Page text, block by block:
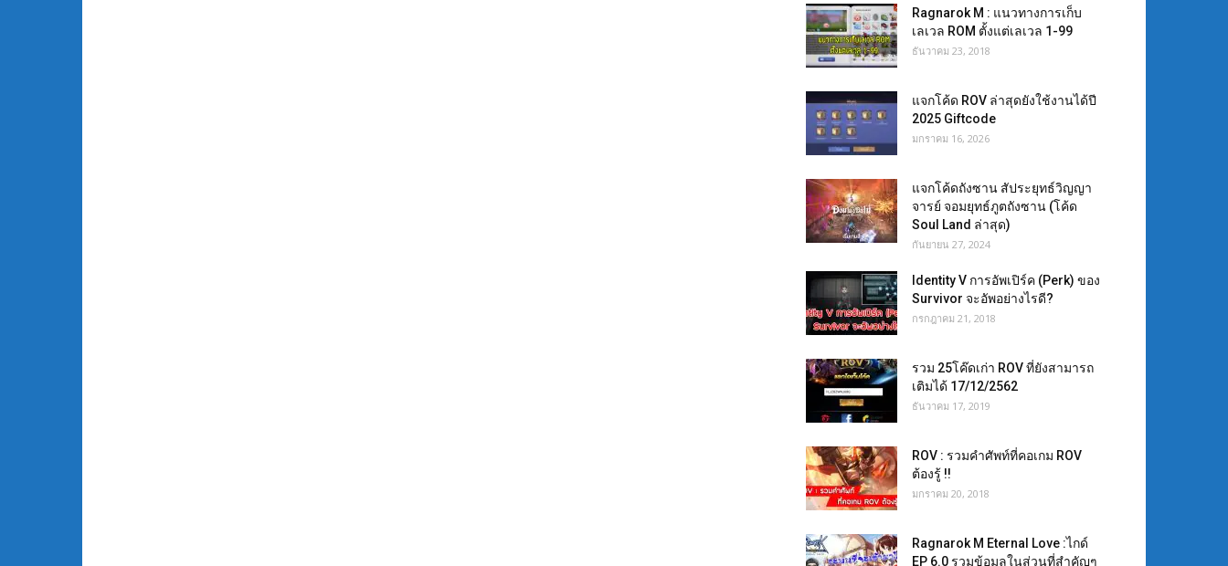
Ragnarok M : แนวทางการเก็บ
เลเวล ROM ตั้งแต่เลเวล 1-99
ธันวาคม 23, 2018
แจกโค้ด ROV ล่าสุดยังใช้งานได้ปี
2025 Giftcode
มกราคม 16, 2026
แจกโค้ดถังซาน สัประยุทธ์วิญญา
จารย์ จอมยุทธ์ภูตถังซาน (โค้ด
Soul Land ล่าสุด)
กันยายน 27, 2024
Identity V การอัพเปิร์ค (Perk) ของ
Survivor จะอัพอย่างไรดี?
กรกฎาคม 21, 2018
รวม 25โค๊ดเก่า ROV ที่ยังสามารถ
เติมได้ 17/12/2562
ธันวาคม 17, 2019
ROV : รวมคำศัพท์ที่คอเกม ROV
ต้องรู้ !!
มกราคม 20, 2018
Ragnarok M Eternal Love :ไกด์
EP 6.0 รวมข้อมูลในส่วนที่สำคัญๆ